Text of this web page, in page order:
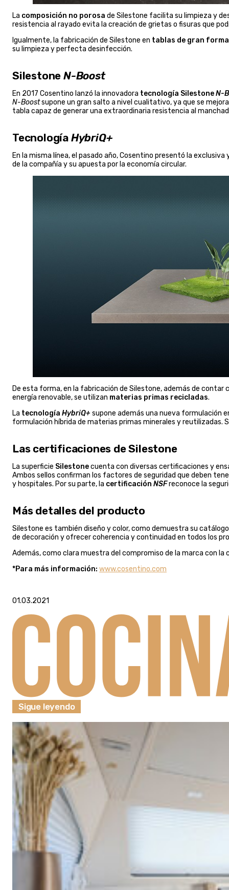
La composición no porosa de Silestone facilita su limpieza y
resistencia al rayado evita la creación de grietas o fisuras que
Igualmente, la fabricación de Silestone en tablas de gran
su limpieza y perfecta desinfección.
Silestone N-Boost
En 2017 Cosentino lanzó la innovadora tecnología SilestoneN-
N-Boostsupone un gran salto a nivel cualitativo, ya que se
tabla capaz de generar una extraordinaria resistencia al
Tecnología HybriQ+
En la misma línea, el pasado año, Cosentino presentó la
de la compañía y su apuesta por la economía circular.
De esta forma, en la fabricación de Silestone, además de contar
energía renovable, se utilizan materias primas recicladas.
La tecnología HybriQ+ supone además una nueva formulación
formulación híbrida de materias primas minerales y reutilizadas.
Las certificaciones de Silestone
La superficie Silestonecuenta con diversas certificaciones y
Ambos sellos confirman los factores de seguridad que deben
y hospitales. Por su parte, la certificación NSFreconoce la
Más detalles del producto
Silestone es también diseño y color, como demuestra su
de decoración y ofrecer coherencia y continuidad en todos los
Además, como clara muestra del compromiso de la marca con
*Para más información: www.cosentino.com
01.03.2021
Sigue leyendo